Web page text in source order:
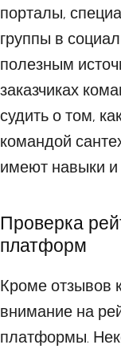
порталы,
группы в
полезным
заказчиках
судить о том,
командой
имеют навыки и
Проверка
платформ
Кроме отзывов
внимание на
платформы.